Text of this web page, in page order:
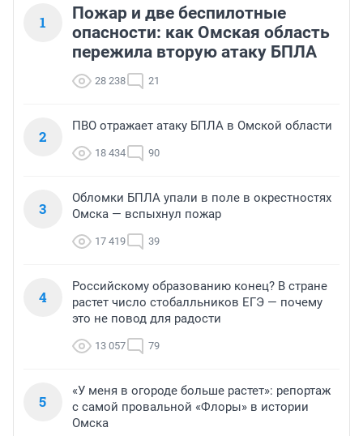
1
Пожар и две беспилотные
опасности: как Омская область
пережила вторую атаку БПЛА
28 238 21
2
ПВО отражает атаку БПЛА в Омской области
18 434 90
3
Обломки БПЛА упали в поле в окрестностях
Омска — вспыхнул пожар
17 419 39
4
Российскому образованию конец? В стране
растет число стобалльников ЕГЭ — почему
это не повод для радости
13 057 79
5
«У меня в огороде больше растет»: репортаж
с самой провальной «Флоры» в истории
Омска